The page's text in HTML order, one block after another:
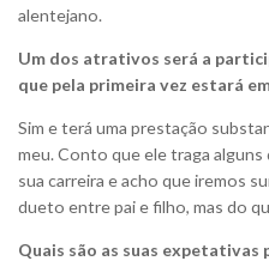
alentejano.
Um dos atrativos será a
que pela primeira vez estará
Sim e terá uma prestação
meu. Conto que ele traga
sua carreira e acho que iremos
dueto entre pai e filho, mas do
Quais são as suas expetativas